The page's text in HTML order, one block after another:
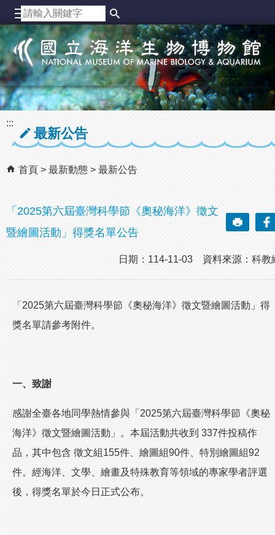
跳到主要內容區塊
:::
最新公告
首頁 最新動態 最新公告
「2025第六屆臺灣科學節《奧秘海洋》徵文
暨繪圖活動」得獎名單公告
日期：114-11-03 資料來源：科教
「2025第六屆臺灣科學節《奧秘海洋》徵文暨繪圖活動」得
獎名單請參考附件。
一、致謝
感謝全臺各地同學熱情參與「2025第六屆臺灣科學節《奧秘
海洋》徵文暨繪圖活動」。本屆活動共收到 337件投稿作
品，其中包含 徵文組155件、繪圖組90件、特別繪圖組92
件。經海洋、文學、繪畫及特殊教育等領域的專家學者評選
後，得獎名單於今日正式公布。